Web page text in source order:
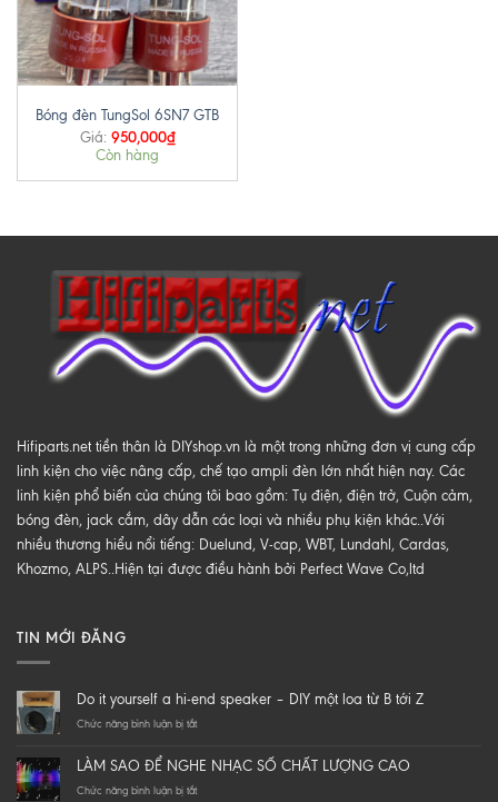
Bóng đèn TungSol 6SN7 GTB
Giá: 950,000₫
Còn hàng
Hifiparts.net tiền thân là DIYshop.vn là một trong những đơn vị cung cấp
linh kiện cho việc nâng cấp, chế tạo ampli đèn lớn nhất hiện nay. Các
linh kiện phổ biến của chúng tôi bao gồm: Tụ điện, điện trở, Cuộn cảm,
bóng đèn, jack cắm, dây dẫn các loại và nhiều phụ kiện khác..Với
nhiều thương hiểu nổi tiếng: Duelund, V-cap, WBT, Lundahl, Cardas,
Khozmo, ALPS..Hiện tại được điều hành bởi Perfect Wave Co,ltd
TIN MỚI ĐĂNG
Do it yourself a hi-end speaker – DIY một loa từ B tới Z
Chức năng bình luận bị tắtở
yourself
a
LÀM SAO ĐỂ NGHE NHẠC SỐ CHẤT LƯỢNG CAO
Chức năng bình luận bị tắtở